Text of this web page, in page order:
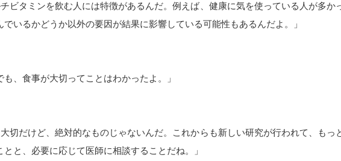
ビタミンを飲む人には特徴があるんだ。例えば、健康に気を使っている人が多
いるかどうか以外の要因が結果に影響している可能性もあるんだよ。」
、食事が大切ってことはわかったよ。」
切だけど、絶対的なものじゃないんだ。これからも新しい研究が行われて、も
と、必要に応じて医師に相談することだね。」